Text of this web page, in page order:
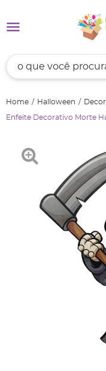
Home Halloween
Enfeite Decorativo Morte